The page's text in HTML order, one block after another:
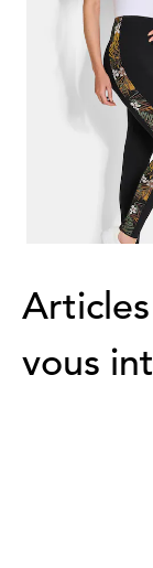
Legging soyeux en
vous